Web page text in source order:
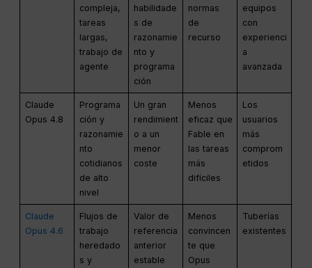
compleja,
tareas
largas,
trabajo de
agente
habilidade
s de
razonamie
nto y
programa
ción
normas
de
recurso
equipos
con
experienci
a
avanzada
Claude
Opus 4.8
Programa
ción y
razonamie
nto
cotidianos
de alto
nivel
Un gran
rendimient
o a un
menor
coste
Menos
eficaz que
Fable en
las tareas
más
difíciles
Los
usuarios
más
comprom
etidos
Claude
Opus 4.6
Flujos de
trabajo
heredado
s y
Valor de
referencia
anterior
estable
Menos
convincen
te que
Opus
Tuberías
existentes